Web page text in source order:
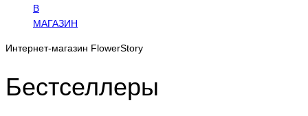
В
МАГАЗИН
Интернет-магазин FlowerStory
Бестселлеры